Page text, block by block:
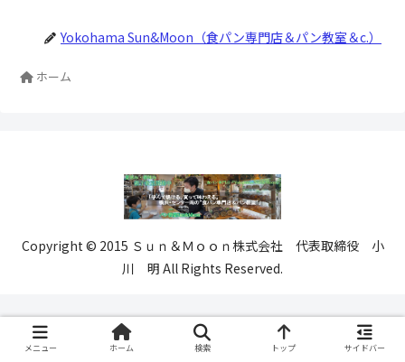
Yokohama Sun&Moon（食パン専門店＆パン教室＆c.）
ホーム
Copyright © 2015 Ｓｕｎ＆Ｍｏｏｎ株式会社 代表取締役 小
川 明 All Rights Reserved.
メニュー ホーム 検索 トップ サイドバー